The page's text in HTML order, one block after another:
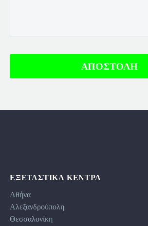
ΕΞΕΤΑΣΤΙΚΆ ΚΕΝΤΡΑ
Αθήνα
Αλεξανδρούπολη
Θεσσαλονίκη